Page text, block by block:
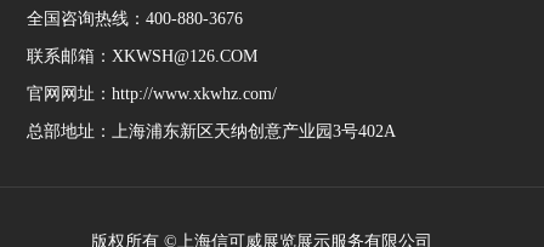
全国咨询热线：400-880-3676
联系邮箱：XKWSH@126.COM
官网网址：http://www.xkwhz.com/
总部地址：上海浦东新区天纳创意产业园3号402A
版权所有 ©上海信可威展览展示服务有限公司